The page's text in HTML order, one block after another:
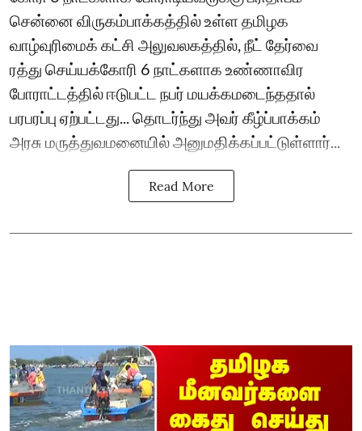
சென்னை விருகம்பாக்கத்தில் உள்ள தமிழக
வாழ்வுரிமைக் கட்சி அலுவலகத்தில், நீட் தேர்வை
ரத்து செய்யக்கோரி 6 நாட்களாக உண்ணாவிர
போராட்டத்தில் ஈடுபட்ட நபர் மயக்கமடைந்த‌தால்
பரபரப்பு ஏற்பட்ட‌து... தொடர்ந்து அவர் கீழ்ப்பாக்கம்
அரசு மருத்துவமனையில் அனுமதிக்கப்பட்டுள்ளார்...
Read More